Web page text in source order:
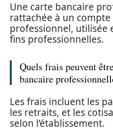
Une carte bancaire
rattachée à un
professionnel, utilisée
fins professionnelles.
Quels frais peuvent
bancaire
Les frais incluent les
les retraits, et les
selon l’établissement.